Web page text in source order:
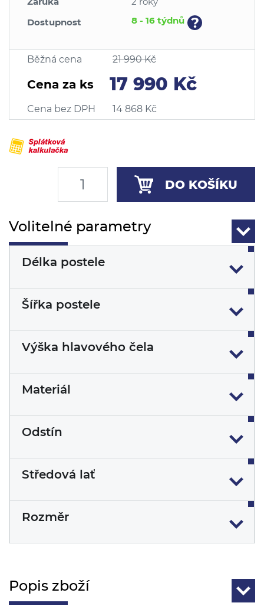
Dostupnost
8 - 16 týdnů ?
Běžná cena 21 990 Kč
Cena za ks 17 990 Kč
Cena bez DPH 14 868 Kč
DO KOŠÍKU
Volitelné parametry
Délka postele
Šířka postele
Výška hlavového čela
Materiál
Odstín
Středová lať
Rozměr
Popis zboží